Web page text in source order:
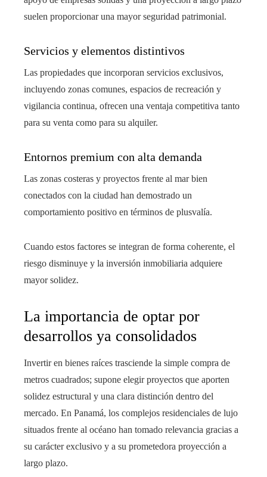
suelen proporcionar una mayor seguridad patrimonial.
Servicios y elementos distintivos
Las propiedades que incorporan servicios exclusivos,
incluyendo zonas comunes, espacios de recreación y
vigilancia continua, ofrecen una ventaja competitiva tanto
para su venta como para su alquiler.
Entornos premium con alta demanda
Las zonas costeras y proyectos frente al mar bien
conectados con la ciudad han demostrado un
comportamiento positivo en términos de plusvalía.
Cuando estos factores se integran de forma coherente, el
riesgo disminuye y la inversión inmobiliaria adquiere
mayor solidez.
La importancia de optar por
desarrollos ya consolidados
Invertir en bienes raíces trasciende la simple compra de
metros cuadrados; supone elegir proyectos que aporten
solidez estructural y una clara distinción dentro del
mercado. En Panamá, los complejos residenciales de lujo
situados frente al océano han tomado relevancia gracias a
su carácter exclusivo y a su prometedora proyección a
largo plazo.